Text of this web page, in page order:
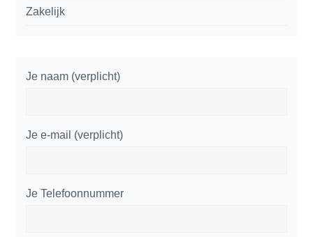
Zakelijk
Je naam (verplicht)
Je e-mail (verplicht)
Je Telefoonnummer